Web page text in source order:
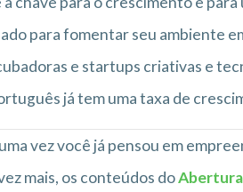
para fomentar seu ambiente
e startups criativas e
já tem uma taxa de
vez você já pensou em
mais, os conteúdos do